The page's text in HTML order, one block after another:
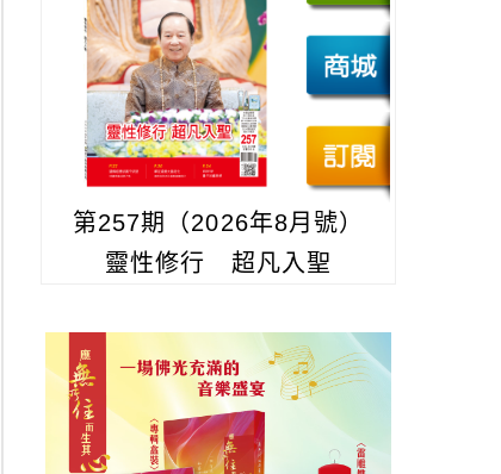
第257期（2026年8月號）
靈性修行 超凡入聖